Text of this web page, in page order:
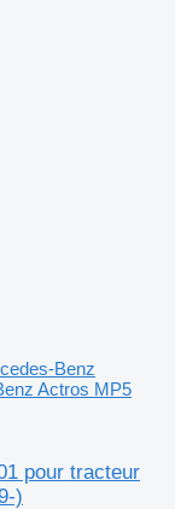
Benz
Actros MP5
pour tracteur
)